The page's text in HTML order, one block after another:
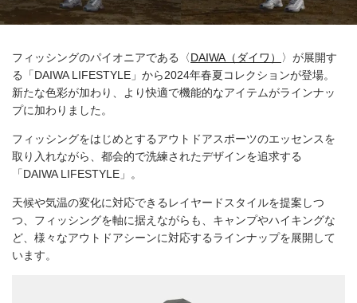
フィッシングのパイオニアである〈DAIWA（ダイワ）
〉が展開す
る「DAIWA LIFESTYLE」から2024年春夏コレクションが登場。
新たな色彩が加わり、より快適で機能的なアイテムがラインナッ
プに加わりました。
フィッシングをはじめとするアウトドアスポーツのエッセンスを
取り入れながら、都会的で洗練されたデザインを追求する
「DAIWA LIFESTYLE」。
天候や気温の変化に対応できるレイヤードスタイルを提案しつ
つ、フィッシングを軸に据えながらも、キャンプやハイキングな
ど、様々なアウトドアシーンに対応するラインナップを展開して
います。